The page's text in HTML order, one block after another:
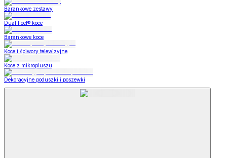
Barankowe zestawy
Dual Feel® koce
Barankowe koce
Koce i śpiwory telewizyjne
Koce z mikropluszu
Dekoracyjne poduszki i poszewki